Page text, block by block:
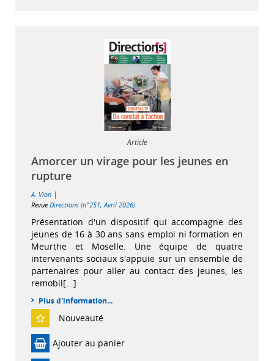
Article
Amorcer un virage pour les jeunes en
rupture
A. Vion |
Revue Directions (n°251, Avril 2026)
Présentation d'un dispositif qui accompagne des
jeunes de 16 à 30 ans sans emploi ni formation en
Meurthe et Moselle. Une équipe de quatre
intervenants sociaux s'appuie sur un ensemble de
partenaires pour aller au contact des jeunes, les
remobil[...]
Plus d'information...
Nouveauté
Ajouter au panier